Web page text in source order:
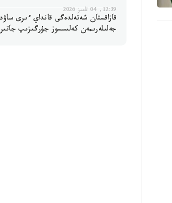
12:39, 04 تامىز 2026
قازاقستان شەتەلدەگى قانداي ءىرى
جەلىلەرىمەن كەلىسسوز جۇرگىزىپ جاتىر